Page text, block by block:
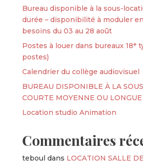
Bureau disponible à la sous-
durée – disponibilité à moduler
besoins du 03 au 28 août
Postes à louer dans bureaux 18ᵉ
postes)
Calendrier du collège audiovisuel
BUREAU DISPONIBLE À LA
COURTE MOYENNE OU
Location studio Animation
Commentaires
teboul dans LOCATION SALLE